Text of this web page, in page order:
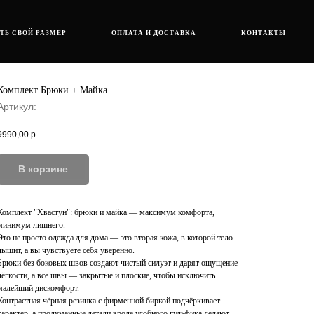
СВОЙ РАЗМЕР ОПЛАТА И ДОСТАВКА КОНТАКТЫ
Брюки + Майка
р.
В корзинe
"Хвастун": брюки и майка — максимум комфорта,
лишнего.
не просто одежда для дома — это вторая кожа, в которой тело
а вы чувствуете себя уверенно.
без боковых швов создают чистый силуэт и дарят ощущение
а все швы — закрытые и плоские, чтобы исключить
дискомфорт.
чёрная резинка с фирменной биркой подчёркивает